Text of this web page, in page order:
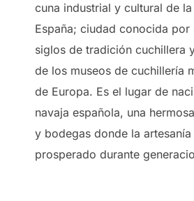
cuna industrial y cultural de
España; ciudad conocida por
siglos de tradición cuchillera
de los museos de cuchillería
de Europa. Es el lugar de
navaja española, una
y bodegas donde la
prosperado durante